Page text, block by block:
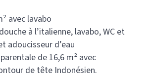
avec lavabo
à l’italienne, lavabo, WC et
adoucisseur d’eau
de 16,6 m² avec
de tête Indonésien.